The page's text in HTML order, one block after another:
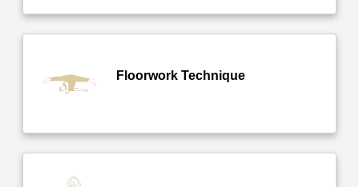
Floorwork Technique